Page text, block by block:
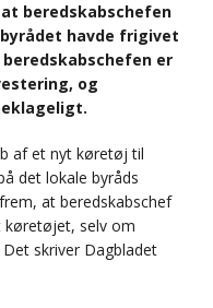
beredskabschefen
havde frigivet
er
og
af et nyt køretøj til
det lokale byråds
at beredskabschef
køretøjet, selv om
skriver Dagbladet